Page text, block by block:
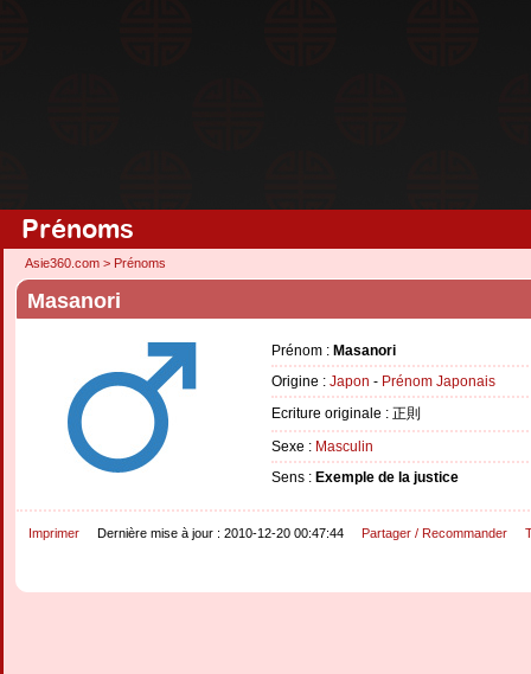
Prénoms
Asie360.com > Prénoms
Masanori
Prénom : Masanori
Origine : Japon - Prénom Japonais
Ecriture originale : 正則
Sexe : Masculin
Sens : Exemple de la justice
Imprimer Dernière mise à jour : 2010-12-20 00:47:44 Partager / Recommander